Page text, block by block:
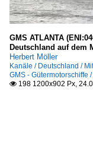
GMS ATLANTA
Deutschland auf dem
Herbert Möller
Kanäle / Deutschland /
GMS - Gütermotorschiffe /
 198 1200x902 Px,